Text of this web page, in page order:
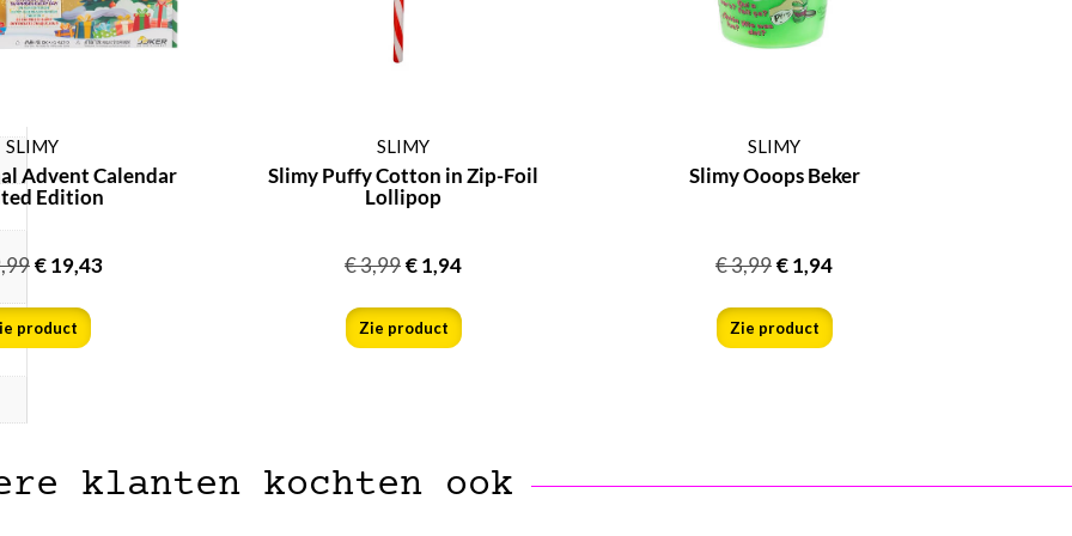
SLIMY
Advent Calendar
Edition
€19,43
product
SLIMY
Slimy Puffy Cotton in Zip-Foil
Lollipop
€3,99€1,94
Zie product
SLIMY
Slimy Ooops Beker
€3,99€1,94
Zie product
klanten kochten ook